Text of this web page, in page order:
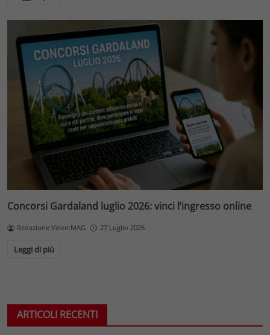
Concorsi Gardaland luglio 2026: vinci l’ingresso online
Redazione VelvetMAG 27 Luglio 2026
Leggi di più
ARTICOLI RECENTI